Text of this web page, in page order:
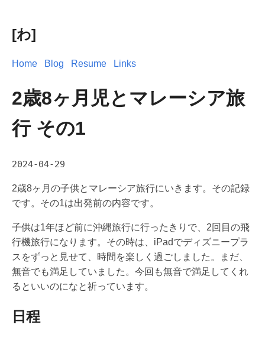
[わ]
Home Blog Resume Links
2歳8ヶ月児とマレーシア旅
行 その1
2024-04-29
2歳8ヶ月の子供とマレーシア旅行にいきます。その記録
です。その1は出発前の内容です。
子供は1年ほど前に沖縄旅行に行ったきりで、2回目の飛
行機旅行になります。その時は、iPadでディズニープラ
スをずっと見せて、時間を楽しく過ごしました。まだ、
無音でも満足していました。今回も無音で満足してくれ
るといいのになと祈っています。
日程